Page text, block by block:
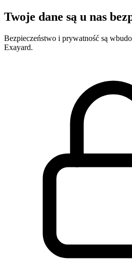
Twoje dane są u nas
Bezpieczeństwo i prywatność są
Exayard.